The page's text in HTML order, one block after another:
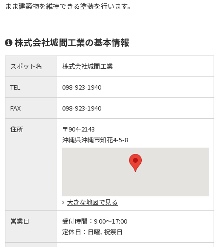
まま建築物を維持できる塗装を行います。
株式会社城間工業の基本情報
スポット名 株式会社城間工業
TEL 098-923-1940
FAX 098-923-1940
住所
〒904-2143
沖縄県沖縄市知花4-5-8
大きな地図で見る
営業日 受付時間： 9:00～17:00
定休日： 日曜､祝祭日